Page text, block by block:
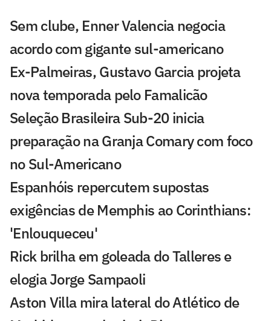
Sem clube, Enner Valencia negocia
acordo com gigante sul-americano
Ex-Palmeiras, Gustavo Garcia projeta
nova temporada pelo Famalicão
Seleção Brasileira Sub-20 inicia
preparação na Granja Comary com foco
no Sul-Americano
Espanhóis repercutem supostas
exigências de Memphis ao Corinthians:
'Enlouqueceu'
Rick brilha em goleada do Talleres e
elogia Jorge Sampaoli
Aston Villa mira lateral do Atlético de